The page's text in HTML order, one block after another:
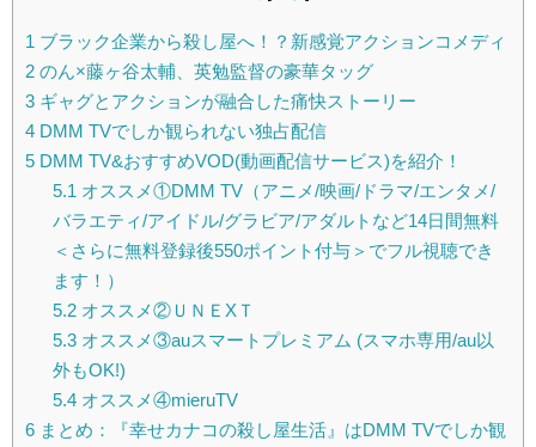
1 ブラック企業から殺し屋へ！？新感覚アクションコメディ
2 のん×藤ヶ谷太輔、英勉監督の豪華タッグ
3 ギャグとアクションが融合した痛快ストーリー
4 DMM TVでしか観られない独占配信
5 DMM TV&おすすめVOD(動画配信サービス)を紹介！
5.1 オススメ①DMM TV（アニメ/映画/ドラマ/エンタメ/
バラエティ/アイドル/グラビア/アダルトなど14日間無料
＜さらに無料登録後550ポイント付与＞でフル視聴でき
ます！）
5.2オススメ②ＵＮＥXＴ
5.3オススメ③auスマートプレミアム (スマホ専用/au以
外もOK!)
5.4オススメ④mieruTV
6 まとめ：『幸せカナコの殺し屋生活』はDMM TVでしか観